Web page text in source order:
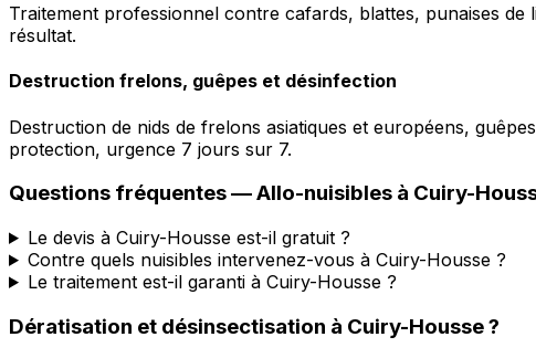
Traitement professionnel contre cafards, blattes, punaises
résultat.
Destruction frelons, guêpes et désinfection
Destruction de nids de frelons asiatiques et européens,
protection, urgence 7 jours sur 7.
Questions fréquentes —Allo-nuisibles à Cuiry-
Le devis à Cuiry-Housse est-il gratuit ?
Contre quels nuisibles intervenez-vous à Cuiry-Housse ?
Le traitement est-il garanti à Cuiry-Housse ?
Dératisation et désinsectisation à Cuiry-Housse?